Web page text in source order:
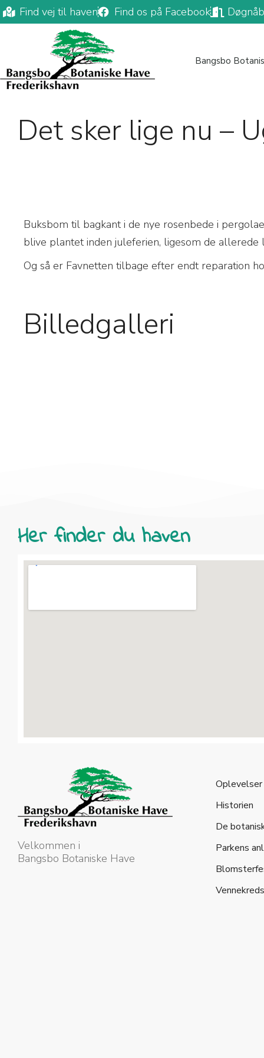
Find vej til haven Find os på Facebook
Bangsbo
Det sker lige nu –
Buksbom til bagkant i de nye rosenbede i
blive plantet inden juleferien, ligesom de allerede
Og så er Favnetten tilbage efter endt reparation
Billedgalleri
Her finder du haven
Velkommen i
Bangsbo Botaniske Have
Oplevelser
Historien
De
Parkens